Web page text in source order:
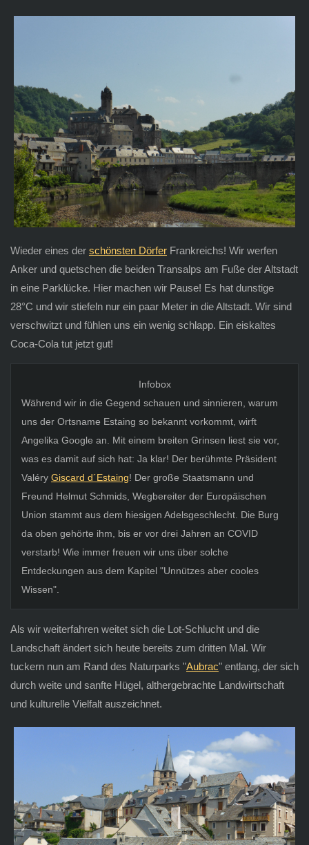
Wieder eines der schönsten DörferFrankreichs! Wir werfen
Anker und quetschen die beiden Transalps am Fuße der Altstadt
in eine Parklücke. Hier machen wir Pause! Es hat dunstige
28°C und wir stiefeln nur ein paar Meter in die Altstadt. Wir sind
verschwitzt und fühlen uns ein wenig schlapp. Ein eiskaltes
Coca-Cola tut jetzt gut!
Infobox
Während wir in die Gegend schauen und sinnieren, warum
uns der Ortsname Estaing so bekannt vorkommt, wirft
Angelika Google an. Mit einem breiten Grinsen liest sie vor,
was es damit auf sich hat: Ja klar! Der berühmte Präsident
Valéry Giscard d´Estaing! Der große Staatsmann und
Freund Helmut Schmids, Wegbereiter der Europäischen
Union stammt aus dem hiesigen Adelsgeschlecht. Die Burg
da oben gehörte ihm, bis er vor drei Jahren an COVID
verstarb! Wie immer freuen wir uns über solche
Entdeckungen aus dem Kapitel "Unnützes aber cooles
Wissen".
Als wir weiterfahren weitet sich die Lot-Schlucht und die
Landschaft ändert sich heute bereits zum dritten Mal. Wir
tuckern nun am Rand des Naturparks "Aubrac" entlang, der sich
durch weite und sanfte Hügel, althergebrachte Landwirtschaft
und kulturelle Vielfalt auszeichnet.